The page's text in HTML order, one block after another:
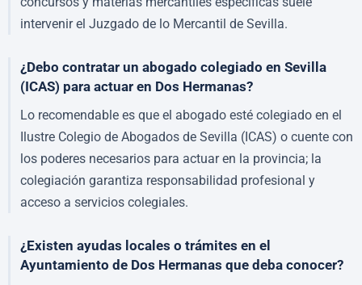
intervenir el Juzgado de lo Mercantil de Sevilla.
¿Debo contratar un abogado colegiado en Sevilla
(ICAS) para actuar en Dos Hermanas?
Lo recomendable es que el abogado esté colegiado en el
Ilustre Colegio de Abogados de Sevilla (ICAS) o cuente con
los poderes necesarios para actuar en la provincia; la
colegiación garantiza responsabilidad profesional y
acceso a servicios colegiales.
¿Existen ayudas locales o trámites en el
Ayuntamiento de Dos Hermanas que deba conocer?